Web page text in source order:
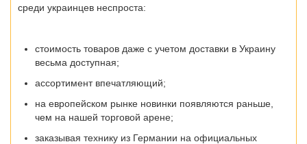
среди украинцев неспроста:
стоимость товаров даже с учетом доставки в Украину
весьма доступная;
ассортимент впечатляющий;
на европейском рынке новинки появляются раньше,
чем на нашей торговой арене;
заказывая технику из Германии на официальных